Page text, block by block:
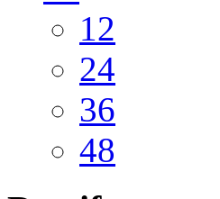
12
24
36
48